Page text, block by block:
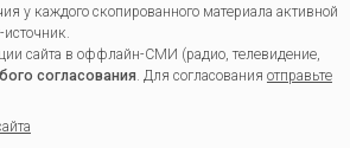
у каждого скопированного материала активной
сайта в оффлайн-СМИ (радио, телевидение,
согласования . Для согласования отправьте